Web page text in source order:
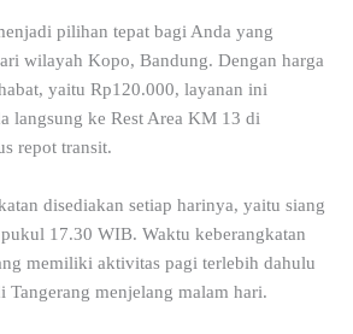
pilihan tepat bagi Anda yang
wilayah Kopo, Bandung. Dengan harga
yaitu Rp120.000, layanan ini
langsung ke Rest Area KM 13 di
repot transit.
disediakan setiap harinya, yaitu siang
17.30 WIB. Waktu keberangkatan
memiliki aktivitas pagi terlebih dahulu
Tangerang menjelang malam hari.